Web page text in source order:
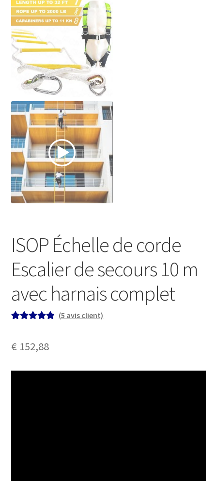
ISOP Échelle de corde
Escalier de secours 10 m
avec harnais complet
notations
(5 avis client)
€ 152,88